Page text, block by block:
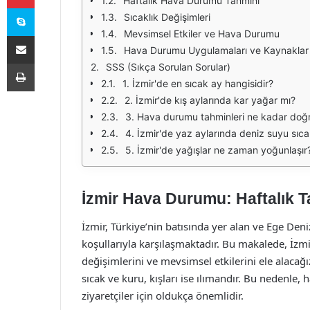
Sıcaklık Değişimleri
Mevsimsel Etkiler ve Hava Durumu
Hava Durumu Uygulamaları ve Kaynaklar
SSS (Sıkça Sorulan Sorular)
1. İzmir'de en sıcak ay hangisidir?
2. İzmir'de kış aylarında kar yağar mı?
3. Hava durumu tahminleri ne kadar
4. İzmir'de yaz aylarında deniz suyu
5. İzmir'de yağışlar ne zaman
İzmir Hava Durumu: Haftalık
İzmir, Türkiye’nin batısında yer alan ve Ege
koşullarıyla karşılaşmaktadır. Bu makalede,
değişimlerini ve mevsimsel etkilerini ele
sıcak ve kuru, kışları ise ılımandır. Bu
ziyaretçiler için oldukça önemlidir.
Skype
E-Posta ile paylaş